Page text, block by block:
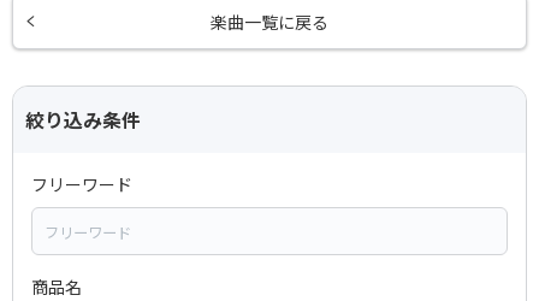
楽曲一覧に戻る
絞り込み条件
フリーワード
商品名